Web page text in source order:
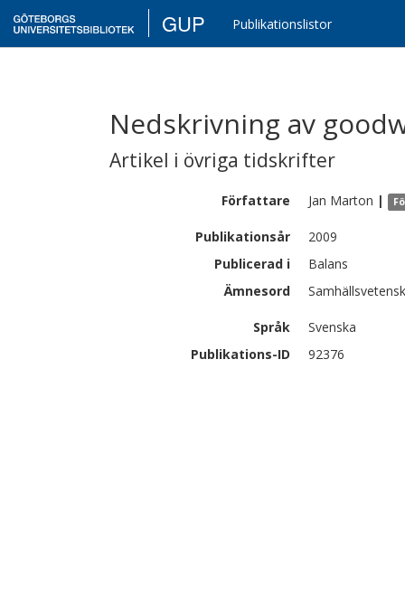
GUP Publikationslistor
Nedskrivning av
Artikel i övriga tidskrifter
Författare Jan Marton |
Publikationsår
2009
Publicerad i
Balans
Ämnesord
Språk
Svenska
Publikations-ID
92376